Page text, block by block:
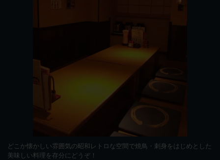
どこか懐かしい雰囲気の昭和レトロな空間で焼鳥・刺身をはじめとした
美味しい料理を存分にどうぞ！